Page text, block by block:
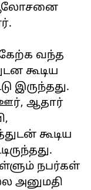
ஆலோசனை
வந்த
கூடிய
இருந்தது.
ஆதார்
கூடிய
நபர்கள்
அனுமதி